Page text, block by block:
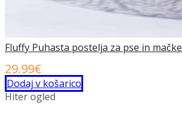
Fluffy Puhasta postelja za pse in mačke
29.99€
Dodaj v košarico
Hiter ogled